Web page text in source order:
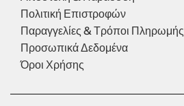
Πολιτική Επιστροφών
Παραγγελίες & Τρόποι Πληρωμής
Προσωπικά Δεδομένα
Όροι Χρήσης